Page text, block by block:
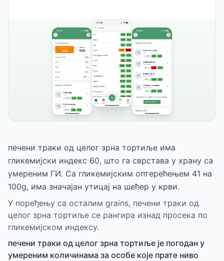
печени траки од целог зрна тортиље има
гликемијски индекс 60, што га сврстава у храну са
умереним ГИ. Са гликемијским оптерећењем 41 на
100g, има значајан утицај на шећер у крви.
У поређењу са осталим grains, печени траки од
целог зрна тортиље се рангира изнад просека по
гликемијском индексу.
печени траки од целог зрна тортиље је погодан у
умереним количинама за особе које прате ниво